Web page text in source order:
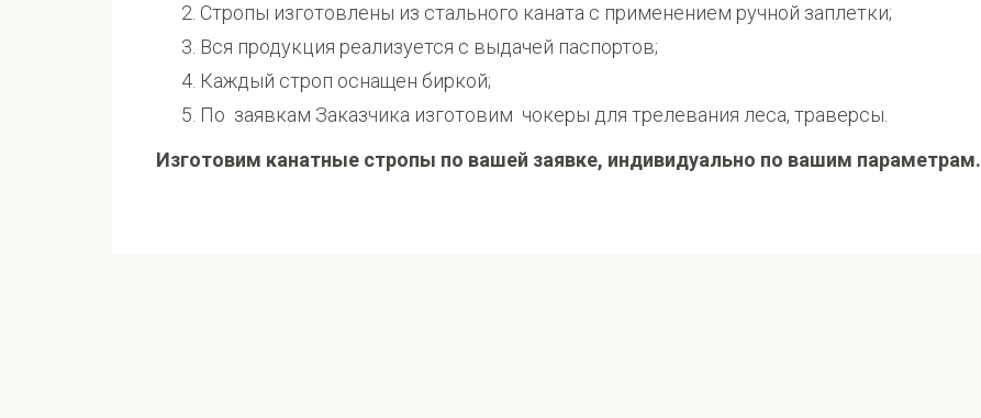
Стропы изготовлены из стального каната с применением ручной заплетки;
Вся продукция реализуется с выдачей паспортов;
Каждый строп оснащен биркой;
По заявкам Заказчика изготовим чокеры для трелевания леса, траверсы.
Изготовим канатные стропы по вашей заявке, индивидуально по вашим параметрам.